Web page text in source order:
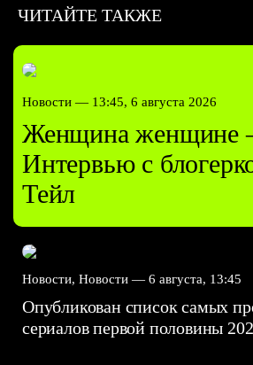
ЧИТАЙТЕ ТАКЖЕ
Новости — 13:45, 6 августа 2026
Женщина женщине
Интервью с
Тейл
Новости, Новости — 6 августа, 13:45
Опубликован список самых
сериалов первой половины